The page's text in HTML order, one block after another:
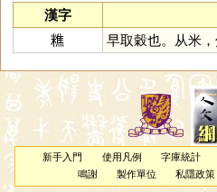
漢字
𥼚
早取穀也。从米，
新手入門 使用凡例 字庫統計
鳴謝
製作單位 私隱政策